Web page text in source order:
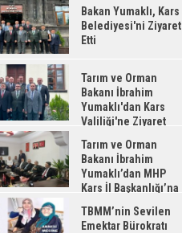
Bakan Yumaklı, Kars
Belediyesi'ni Ziyaret
Etti
Tarım ve Orman
Bakanı İbrahim
Yumaklı'dan Kars
Valiliği'ne Ziyaret
Tarım ve Orman
Bakanı İbrahim
Yumaklı’dan MHP
Kars İl Başkanlığı’na
TBMM’nin Sevilen
Emektar Bürokratı